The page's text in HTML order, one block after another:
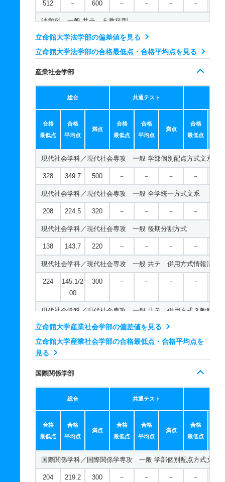
512 － 600 － － － －
法学科 一般 共テ ５教科型
549 － 700 － －
法学科 一般 共テ ７科目型
689 － －
209
132.4/2
00
300 － － － －
法学科 一般 ニ 後期型４教科型
497 － 600 － － － －
立命館大学法学部の偏差値を見る
立命館大学法学部の合格最低点・合格平均点を見る
産業社会学部
総合 共通テスト
合格
最低点
合格
平均点
満点
合格
最低点
合格
平均点
満点
合格
最低点
現代社会学科／現代社会専攻 一般 学部個別配点方式文系
328 349.7 500 － － － －
現代社会学科／現代社会専攻 一般 全学統一方式文系
208 224.5 320 － － － －
現代社会学科／現代社会専攻 一般 後期分割方式
138 143.7 220 － － － －
現代社会学科／現代社会専攻 一般 共テ 併用方式情報活用
224
145.1/2
00
300 － － － －
現代社会学科／現代社会専攻 一般 共テ 併用方式３教科型
298
138.5/2
00
400 － － －
現代社会学科／現代社会専攻 一般 共テ ３教科型
410 － －
567 － 700 － － － －
現代社会学科／現代社会専攻 一般 共テ ７科目型
現代社会学科／現代社会専攻 一般 ニ 後期型３教科型
412 － 500 － － － －
立命館大学産業社会学部の偏差値を見る
立命館大学産業社会学部の合格最低点・合格平均点を
見る
国際関係学部
総合 共通テスト
合格
最低点
合格
平均点
満点
合格
最低点
合格
平均点
満点
合格
最低点
国際関係学科／国際関係学専攻 一般 学部個別配点方式文系
204 219.2 300 － － － －